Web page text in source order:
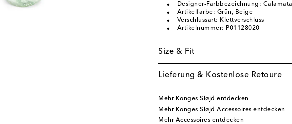
Designer-Farbbezeichnung: Calamata
Artikelfarbe: Grün, Beige
Verschlussart: Klettverschluss
Artikelnummer: P01128020
Size & Fit
Lieferung & Kostenlose Retoure
Mehr Konges Sløjd entdecken
Mehr Konges Sløjd Accessoires entdecken
Mehr Accessoires entdecken